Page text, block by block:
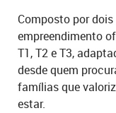
Composto por
empreendimento
T1, T2 e T3,
desde quem
famílias que
estar.